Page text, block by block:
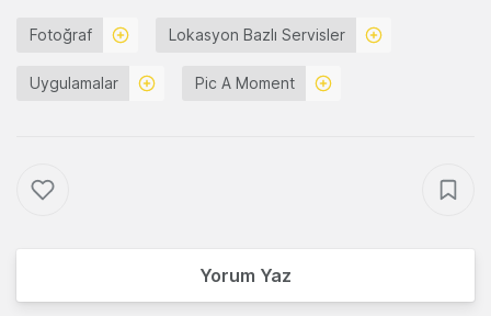
Fotoğraf Lokasyon Bazlı Servisler
Uygulamalar Pic A Moment
Yorum Yaz